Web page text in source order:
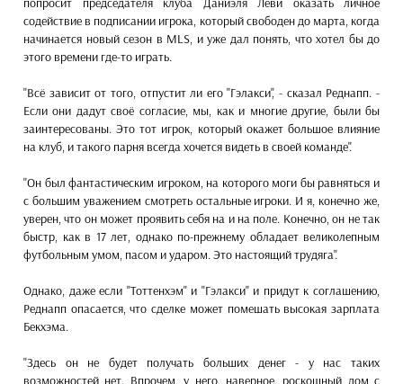
содействие в подписании игрока, который свободен до марта, когда
начинается новый сезон в MLS, и уже дал понять, что хотел бы до
этого времени где-то играть.
"Всё зависит от того, отпустит ли его "Гэлакси", - сказал Реднапп. -
Если они дадут своё согласие, мы, как и многие другие, были бы
заинтересованы. Это тот игрок, который окажет большое влияние
на клуб, и такого парня всегда хочется видеть в своей команде".
"Он был фантастическим игроком, на которого моги бы равняться и
с большим уважением смотреть остальные игроки. И я, конечно же,
уверен, что он может проявить себя на и на поле. Конечно, он не так
быстр, как в 17 лет, однако по-прежнему обладает великолепным
футбольным умом, пасом и ударом. Это настоящий трудяга".
Однако, даже если "Тоттенхэм" и "Гэлакси" и придут к соглашению,
Реднапп опасается, что сделке может помешать высокая зарплата
Бекхэма.
"Здесь он не будет получать больших денег - у нас таких
возможностей нет. Впрочем, у него, наверное, роскошный дом с